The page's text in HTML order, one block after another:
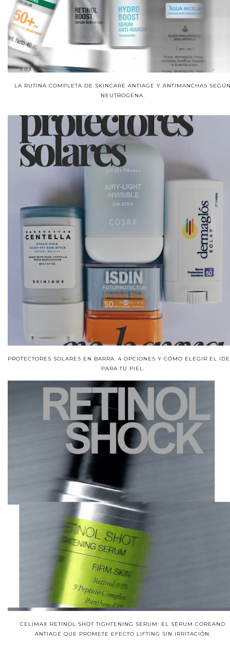
LA RUTINA COMPLETA DE SKINCARE ANTIAGE Y ANTIMANCHAS
NEUTROGENA.
PROTECTORES SOLARES EN BARRA: 4 OPCIONES Y CÓMO ELEGIR EL
PARA TU PIEL.
CELIMAX RETINOL SHOT TIGHTENING SERUM: EL SÉRUM COREANO
ANTIAGE QUE PROMETE EFECTO LIFTING SIN IRRITACIÓN.